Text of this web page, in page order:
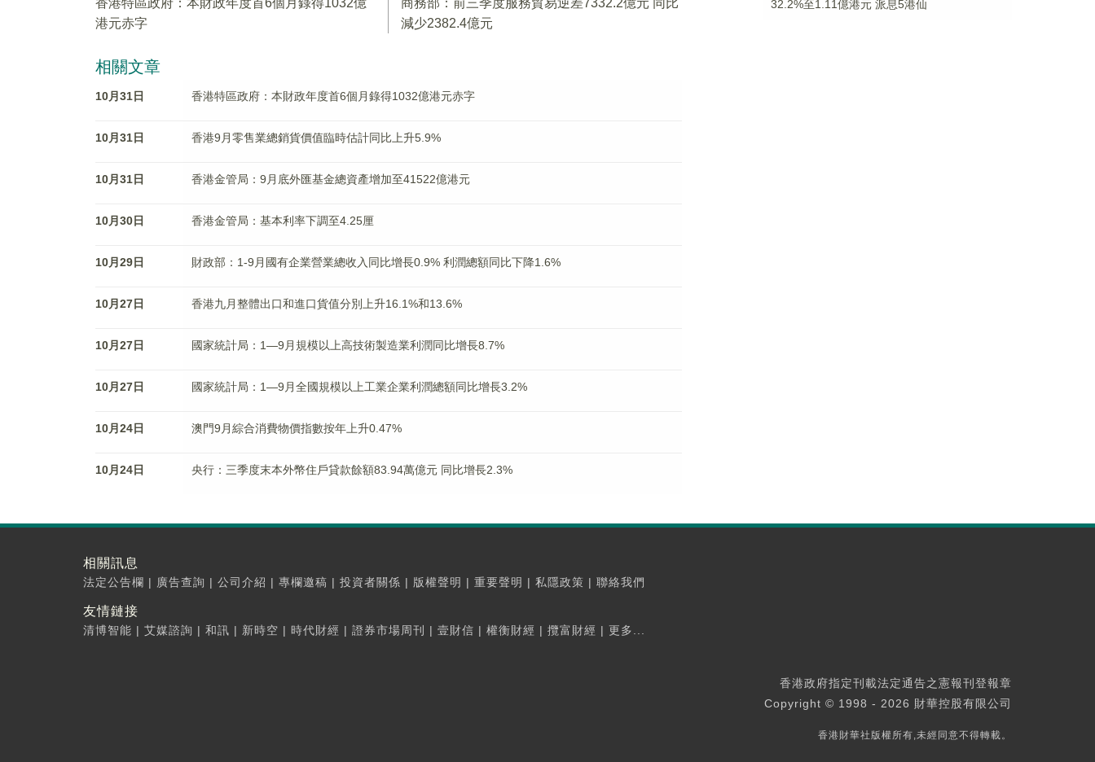
香港特區政府：本財政年度首6個月錄得1032億
港元赤字
商務部：前三季度服務貿易逆差7332.2億元 同比
減少2382.4億元
相關文章
10月31日 香港特區政府：本財政年度首6個月錄得1032億港元赤字
10月31日 香港9月零售業總銷貨價值臨時估計同比上升5.9%
10月31日 香港金管局：9月底外匯基金總資產增加至41522億港元
10月30日 香港金管局：基本利率下調至4.25厘
10月29日 財政部：1-9月國有企業營業總收入同比增長0.9% 利潤總額同比下降1.6%
10月27日 香港九月整體出口和進口貨值分別上升16.1%和13.6%
10月27日 國家統計局：1—9月規模以上高技術製造業利潤同比增長8.7%
10月27日 國家統計局：1—9月全國規模以上工業企業利潤總額同比增長3.2%
10月24日 澳門9月綜合消費物價指數按年上升0.47%
10月24日 央行：三季度末本外幣住戶貸款餘額83.94萬億元 同比增長2.3%
32.2%至1.11億港元 派息5港仙
相關訊息
法定公告欄 | 廣告查詢 | 公司介紹 | 專欄邀稿 | 投資者關係 | 版權聲明 | 重要聲明 | 私隱政策 | 聯絡我們
友情鏈接
清博智能 | 艾媒諮詢 | 和訊 | 新時空 | 時代財經 | 證券市場周刊 | 壹財信 | 權衡財經 | 攬富財經 | 更多...
香港政府指定刊載法定通告之憲報刊登報章
Copyright © 1998 - 2026 財華控股有限公司
香港財華社版權所有,未經同意不得轉載。